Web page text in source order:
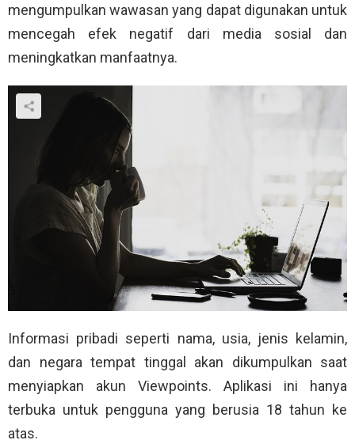
mengumpulkan wawasan yang dapat digunakan untuk
mencegah efek negatif dari media sosial dan
meningkatkan manfaatnya.
Informasi pribadi seperti nama, usia, jenis kelamin,
dan negara tempat tinggal akan dikumpulkan saat
menyiapkan akun Viewpoints. Aplikasi ini hanya
terbuka untuk pengguna yang berusia 18 tahun ke
atas.